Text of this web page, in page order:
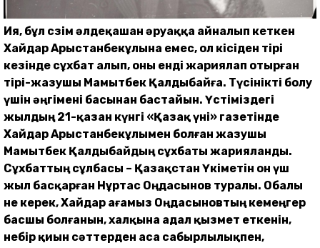
Ия, бұл сөзім әлдеқашан әруаққа айналып кеткен
Хайдар Арыстанбекұлына емес, ол кісіден тірі
кезінде сұхбат алып, оны енді жариялап отырған
тірі-жазушы Мамытбек Қалдыбайға. Түсінікті болу
үшін әңгімені басынан бастайын. Үстіміздегі
жылдың 21-қазан күнгі «Қазақ үні» газетінде
Хайдар Арыстанбекұлымен болған жазушы
Мамытбек Қалдыбайдың сұхбаты жарияланды.
Сұхбаттың сұлбасы – Қазақстан Үкіметін он үш
жыл басқарған Нұртас Оңдасынов туралы. Обалы
не керек, Хайдар ағамыз Оңдасыновтың кемеңгер
басшы болғанын, халқына адал қызмет еткенін,
небір қиын сәттерден аса сабырлылықпен,